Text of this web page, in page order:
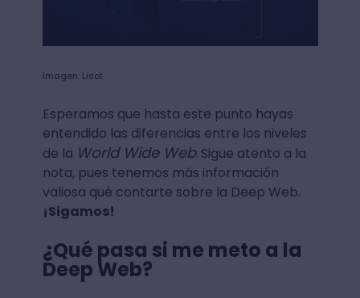
Imagen: Lisot
Esperamos que hasta este punto hayas
entendido las diferencias entre los niveles
de la World Wide Web. Sigue atento a la
nota, pues tenemos más información
valiosa qué contarte sobre la Deep Web.
¡Sigamos!
¿Qué pasa si me meto a la
Deep Web?